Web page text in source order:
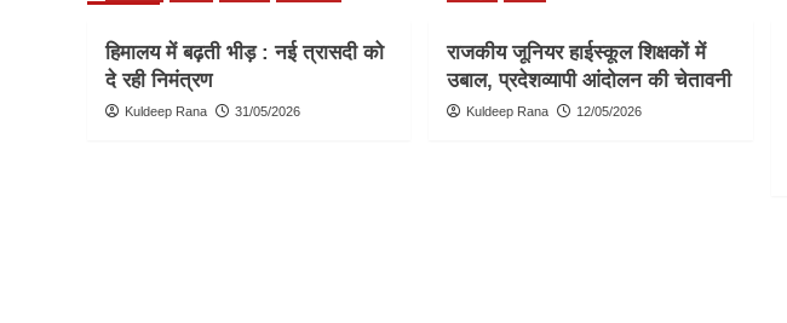
हिमालय में बढ़ती भीड़ : नई त्रासदी को
दे रही निमंत्रण
Kuldeep Rana 31/05/2026
राजकीय जूनियर हाईस्कूल शिक्षकों में
उबाल, प्रदेशव्यापी आंदोलन की चेतावनी
Kuldeep Rana 12/05/2026